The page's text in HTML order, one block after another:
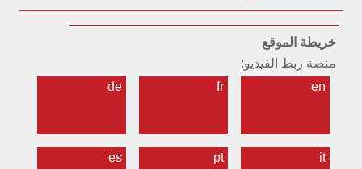
خريطة الموقع
منصة ربط الفيديو:
en
fr
de
it
pt
es